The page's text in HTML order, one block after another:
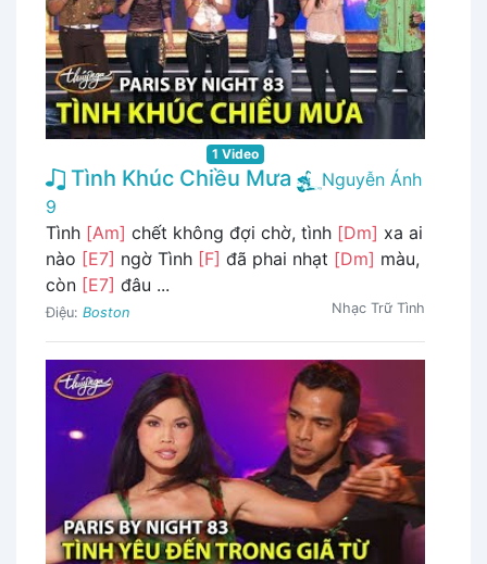
1 Video
Tình Khúc Chiều Mưa
Nguyễn Ánh
9
Tình [Am] chết không đợi chờ, tình [Dm] xa ai
nào [E7] ngờ Tình [F] đã phai nhạt [Dm] màu,
còn [E7] đâu ...
Điệu: Boston Nhạc Trữ Tình